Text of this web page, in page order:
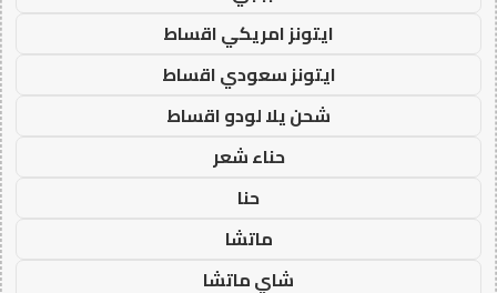
ايتونز امريكي اقساط
ايتونز سعودي اقساط
شحن يلا لودو اقساط
حناء شعر
حنا
ماتشا
شاي ماتشا